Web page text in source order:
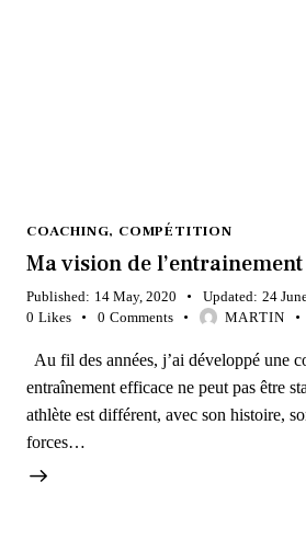
COACHING, COMPÉTITION
Ma vision de l’entrainement
Published: 14 May, 2020 Updated: 24
0 Likes 0 Comments MARTIN
Au fil des années, j’ai développé une
entraînement efficace ne peut pas être
athlète est différent, avec son histoire,
forces…